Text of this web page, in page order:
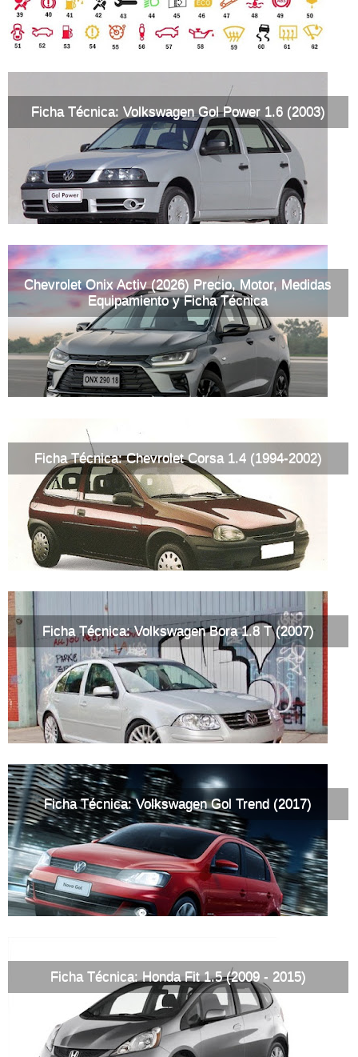
Ficha Técnica: Volkswagen Gol Power 1.6 (2003)
Chevrolet Onix Activ (2026) Precio, Motor, Medidas
Equipamiento y Ficha Técnica
Ficha Técnica: Chevrolet Corsa 1.4 (1994-2002)
Ficha Técnica: Volkswagen Bora 1.8 T (2007)
Ficha Técnica: Volkswagen Gol Trend (2017)
Ficha Técnica: Honda Fit 1.5 (2009 - 2015)